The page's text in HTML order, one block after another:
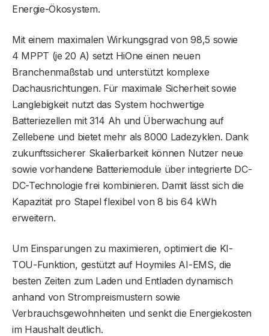
Energie-Ökosystem.
Mit einem maximalen Wirkungsgrad von 98,5 sowie
4 MPPT (je 20 A) setzt HiOne einen neuen
Branchenmaßstab und unterstützt komplexe
Dachausrichtungen. Für maximale Sicherheit sowie
Langlebigkeit nutzt das System hochwertige
Batteriezellen mit 314 Ah und Überwachung auf
Zellebene und bietet mehr als 8000 Ladezyklen. Dank
zukunftssicherer Skalierbarkeit können Nutzer neue
sowie vorhandene Batteriemodule über integrierte DC-
DC-Technologie frei kombinieren. Damit lässt sich die
Kapazität pro Stapel flexibel von 8 bis 64 kWh
erweitern.
Um Einsparungen zu maximieren, optimiert die KI-
TOU-Funktion, gestützt auf Hoymiles AI-EMS, die
besten Zeiten zum Laden und Entladen dynamisch
anhand von Strompreismustern sowie
Verbrauchsgewohnheiten und senkt die Energiekosten
im Haushalt deutlich.